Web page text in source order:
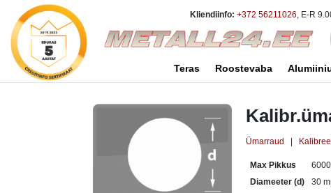
Kliendiinfo: +372 56211026, E-R
Teras Roostevaba
Ümarraud
Max Pikkus
Diameeter (d)
30